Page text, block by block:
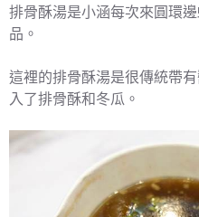
排骨酥湯是小涵每次來圓環
品。
這裡的排骨酥湯是很傳統帶
入了排骨酥和冬瓜。